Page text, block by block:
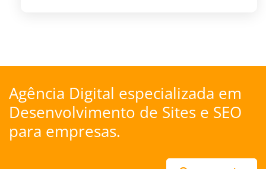
Agência Digital especializada em
Desenvolvimento de Sites e SEO
para empresas.